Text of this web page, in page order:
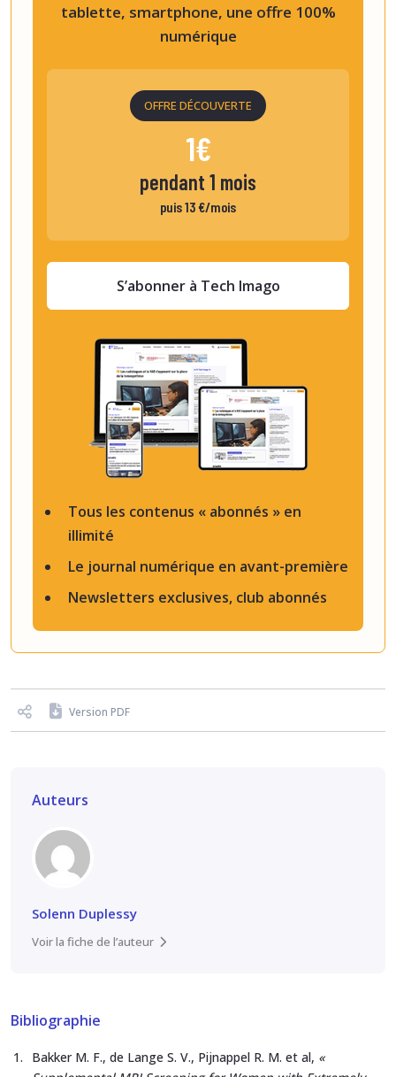
Tous les contenus « abonnés » en
illimité
Le journal numérique en avant-première
Newsletters exclusives, club abonnés
tablette, smartphone, une offre 100%
numérique
OFFRE DÉCOUVERTE
1€
pendant 1 mois
puis 13 €/mois
S’abonner à Tech Imago
Version PDF
Auteurs
Solenn Duplessy
Voir la fiche de l’auteur
Bibliographie
Bakker M. F., de Lange S. V., Pijnappel R. M. et al, «